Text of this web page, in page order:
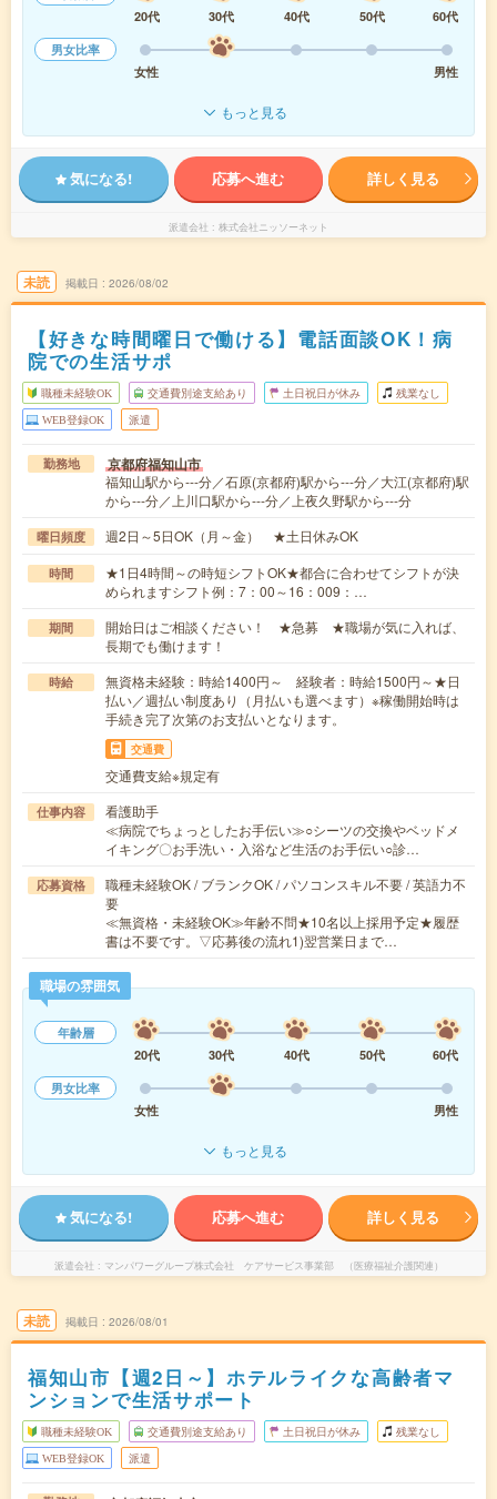
20代
30代 40代 50代
60代
男女比率
女性
男性
もっと見る
気になる! 応募へ進む 詳しく見る
派遣会社 株式会社ニッソーネット
未読 掲載日 2026/08/02
【好きな時間曜日で働ける】電話面談OK！病
院での生活サポ
職種未経験OK 交通費別途支給あり 土日祝日が休み 残業なし
WEB登録OK 派遣
勤務地 京都府福知山市
福知山駅から---分／石原(京都府)駅から---分／大江(京都府)駅
から---分／上川口駅から---分／上夜久野駅から---分
曜日頻度 週2日～5日OK（月～金） ★土日休みOK
時間
★1日4時間～の時短シフトOK★都合に合わせてシフトが決
められますシフト例：7：00～16：009：…
期間
開始日はご相談ください！ ★急募 ★職場が気に入れば、
長期でも働けます！
時給
無資格未経験：時給1400円～ 経験者：時給1500円～★日
払い／週払い制度あり（月払いも選べます）※稼働開始時は
手続き完了次第のお支払いとなります。
交通費
交通費支給※規定有
仕事内容
看護助手
≪病院でちょっとしたお手伝い≫○シーツの交換やベッドメ
イキング〇お手洗い・入浴など生活のお手伝い○診…
応募資格
職種未経験OK / ブランクOK / パソコンスキル不要 / 英語力不
要
≪無資格・未経験OK≫年齢不問★10名以上採用予定★履歴
書は不要です。▽応募後の流れ1)翌営業日まで…
職場の雰囲気
年齢層
20代
30代 40代 50代
60代
男女比率
女性
男性
もっと見る
気になる! 応募へ進む 詳しく見る
派遣会社 マンパワーグループ株式会社 ケアサービス事業部 （医療福祉介護関連）
未読 掲載日 2026/08/01
福知山市【週2日～】ホテルライクな高齢者マ
ンションで生活サポート
職種未経験OK 交通費別途支給あり 土日祝日が休み 残業なし
WEB登録OK 派遣